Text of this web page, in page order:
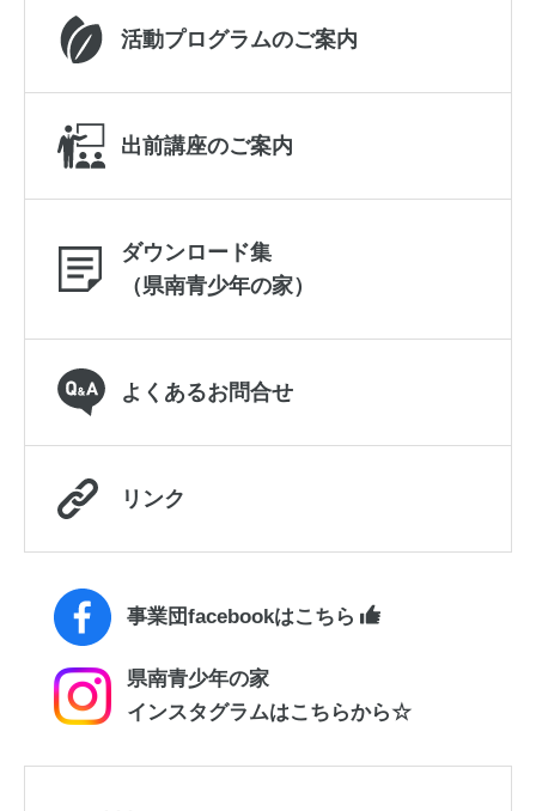
活動プログラムのご案内
出前講座のご案内
ダウンロード集
（県南青少年の家）
よくあるお問合せ
リンク
事業団facebookはこちら
県南青少年の家
インスタグラムはこちらから☆